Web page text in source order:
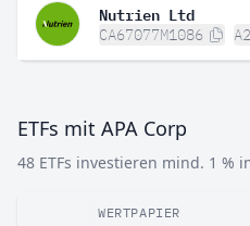
Nutrien Ltd
CA67077M1086
ETFs mit APA Corp
48 ETFs investieren mind. 1 %
WERTPAPIER